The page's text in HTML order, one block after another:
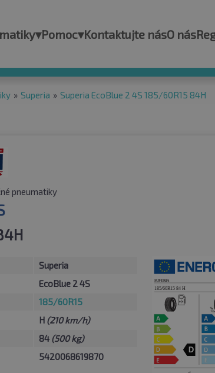
▾Pomoc▾Kontaktujte násO nás
» Superia » Superia EcoBlue 2 4S 185/60R15 84H
pneumatiky
Superia
EcoBlue 2 4S
185/60R15
H (210 km/h)
84 (500 kg)
5420068619870